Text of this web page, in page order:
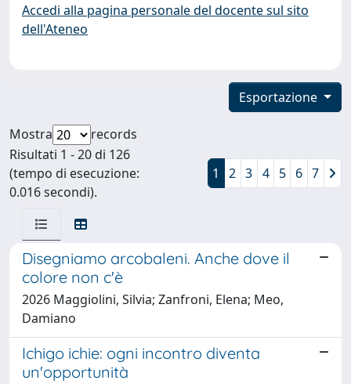
Accedi alla pagina personale del docente sul sito
dell'Ateneo
Esportazione
Mostra
records
Risultati 1 - 20 di 126
(tempo di esecuzione:
0.016 secondi).
1 2 3 4 5 6 7
Disegniamo arcobaleni. Anche dove il
colore non c'è
2026 Maggiolini, Silvia; Zanfroni, Elena; Meo,
Damiano
Ichigo ichie: ogni incontro diventa
un'opportunità